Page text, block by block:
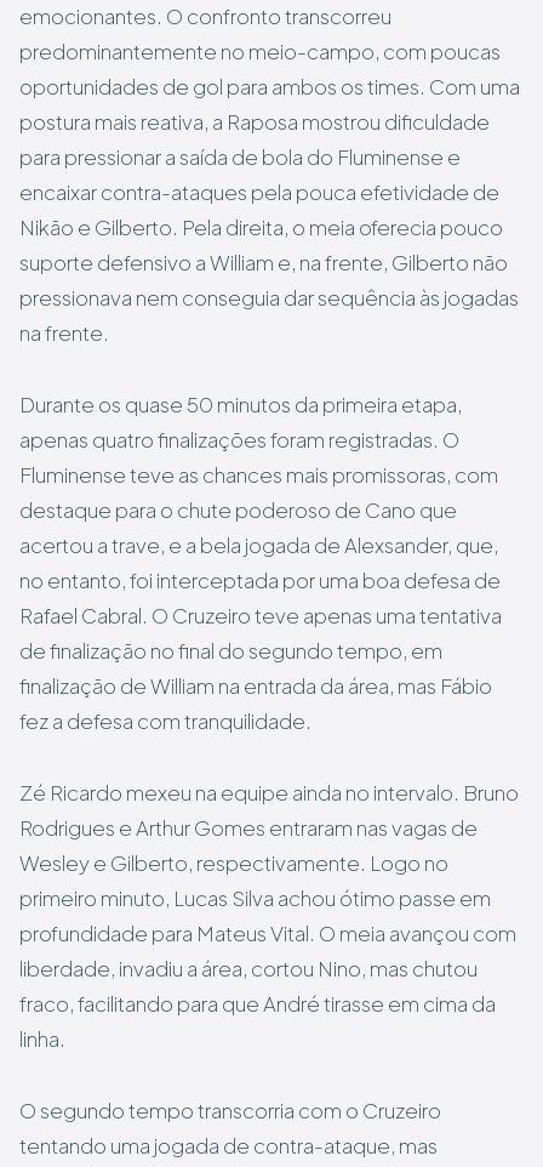
emocionantes. O confronto transcorreu
predominantemente no meio-campo, com poucas
oportunidades de gol para ambos os times. Com uma
postura mais reativa, a Raposa mostrou dificuldade
para pressionar a saída de bola do Fluminense e
encaixar contra-ataques pela pouca efetividade de
Nikão e Gilberto. Pela direita, o meia oferecia pouco
suporte defensivo a William e, na frente, Gilberto não
pressionava nem conseguia dar sequência às jogadas
na frente.
Durante os quase 50 minutos da primeira etapa,
apenas quatro finalizações foram registradas. O
Fluminense teve as chances mais promissoras, com
destaque para o chute poderoso de Cano que
acertou a trave, e a bela jogada de Alexsander, que,
no entanto, foi interceptada por uma boa defesa de
Rafael Cabral. O Cruzeiro teve apenas uma tentativa
de finalização no final do segundo tempo, em
finalização de William na entrada da área, mas Fábio
fez a defesa com tranquilidade.
Zé Ricardo mexeu na equipe ainda no intervalo. Bruno
Rodrigues e Arthur Gomes entraram nas vagas de
Wesley e Gilberto, respectivamente. Logo no
primeiro minuto, Lucas Silva achou ótimo passe em
profundidade para Mateus Vital. O meia avançou com
liberdade, invadiu a área, cortou Nino, mas chutou
fraco, facilitando para que André tirasse em cima da
linha.
O segundo tempo transcorria com o Cruzeiro
tentando uma jogada de contra-ataque, mas